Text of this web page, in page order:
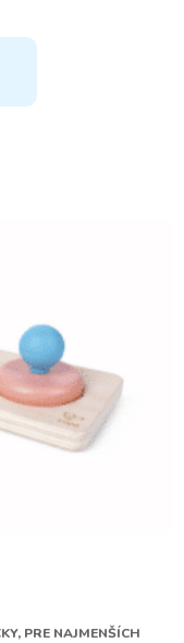
PRE NAJMENŠÍCH